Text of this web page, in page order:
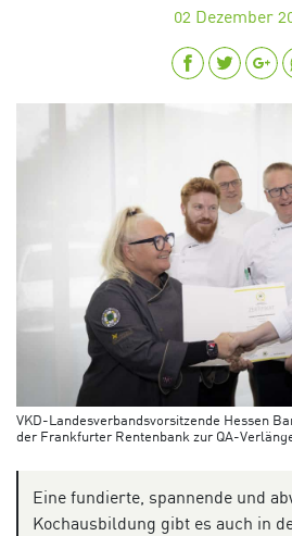
02 Dezember
VKD-Landesverbandsvorsitzende Hessen
der Frankfurter Rentenbank zur QA-
Eine fundierte, spannende und
Kochausbildung gibt es auch in